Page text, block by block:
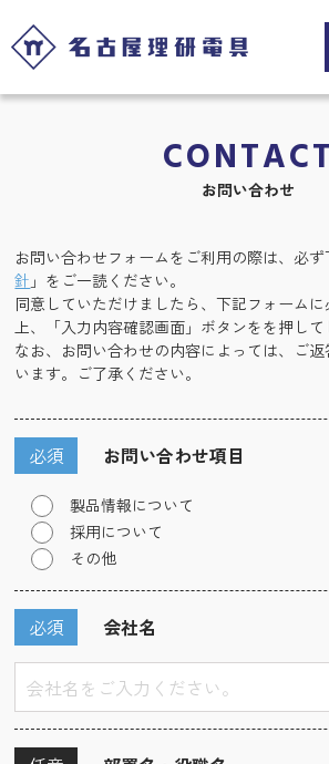
CONTACT
お問い合わせ
お問い合わせフォームをご利用の際は、必
針 」をご一読ください。
同意していただけましたら、下記フォーム
上、「入力内容確認画面」ボタンをを押して
なお、お問い合わせの内容によっては、ご
います。ご了承ください。
お問い合わせ項目
必須
製品情報について
採用について
その他
会社名
必須